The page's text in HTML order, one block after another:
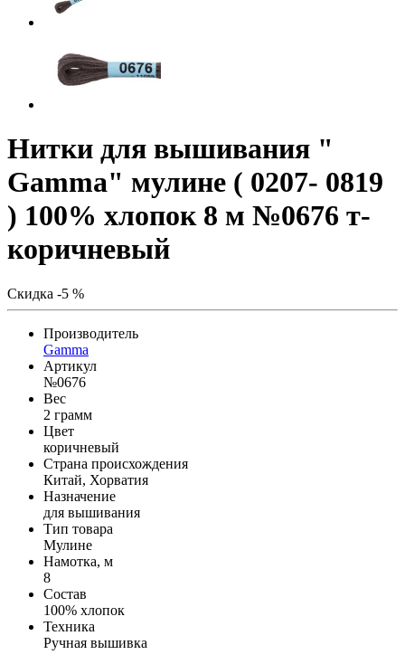
Нитки для вышивания "
Gamma" мулине ( 0207- 0819
) 100% хлопок 8 м №0676 т-
коричневый
Скидка -5 %
Производитель
Gamma
Артикул
№0676
Вес
2 грамм
Цвет
коричневый
Страна происхождения
Китай, Хорватия
Назначение
для вышивания
Тип товара
Мулине
Намотка, м
8
Состав
100% хлопок
Техника
Ручная вышивка